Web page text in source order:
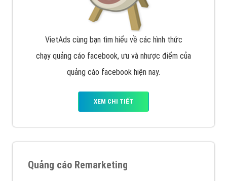
VietAds cùng bạn tìm hiểu về các hình thức
chạy quảng cáo facebook, ưu và nhược điểm của
quảng cáo facebook hiện nay.
XEM CHI TIẾT
Quảng cáo Remarketing